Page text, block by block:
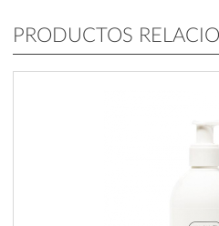
PRODUCTOS